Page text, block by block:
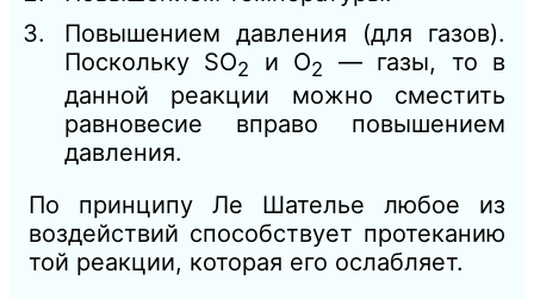
Повышением давления (для газов).
Поскольку SО2 и О2
— газы, то в
данной реакции можно сместить
равновесие вправо повышением
давления.
По принципу Ле Шателье любое из
воздействий способствует протеканию
той реакции, которая его ослабляет.